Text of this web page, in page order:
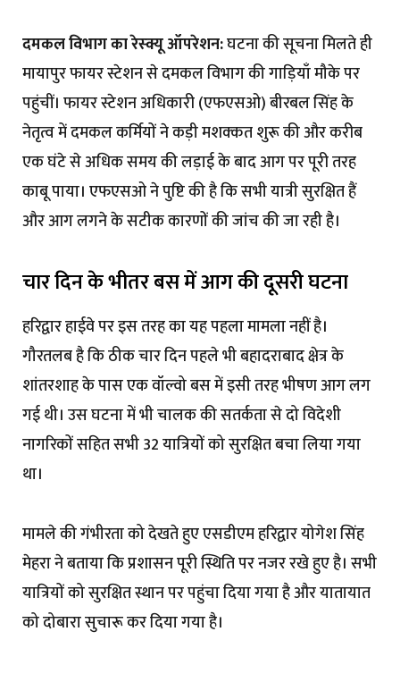
दमकल विभाग का रेस्क्यू ऑपरेशन:घटना की सूचना मिलते ही
मायापुर फायर स्टेशन से दमकल विभाग की गाड़ियाँ मौके पर
पहुंचीं। फायर स्टेशन अधिकारी (एफएसओ) बीरबल सिंह के
नेतृत्व में दमकल कर्मियों ने कड़ी मशक्कत शुरू की और करीब
एक घंटे से अधिक समय की लड़ाई के बाद आग पर पूरी तरह
काबू पाया। एफएसओ ने पुष्टि की है कि सभी यात्री सुरक्षित हैं
और आग लगने के सटीक कारणों की जांच की जा रही है।
चार दिन के भीतर बस में आग की दूसरी घटना
हरिद्वार हाईवे पर इस तरह का यह पहला मामला नहीं है।
गौरतलब है कि ठीक चार दिन पहले भी बहादराबाद क्षेत्र के
शांतरशाह के पास एक वॉल्वो बस में इसी तरह भीषण आग लग
गई थी। उस घटना में भी चालक की सतर्कता से दो विदेशी
नागरिकों सहित सभी 32 यात्रियों को सुरक्षित बचा लिया गया
था।
मामले की गंभीरता को देखते हुए एसडीएम हरिद्वार योगेश सिंह
मेहरा ने बताया कि प्रशासन पूरी स्थिति पर नजर रखे हुए है। सभी
यात्रियों को सुरक्षित स्थान पर पहुंचा दिया गया है और यातायात
को दोबारा सुचारू कर दिया गया है।